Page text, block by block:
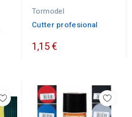
Tormodel
Cutter profesional
1,15 €